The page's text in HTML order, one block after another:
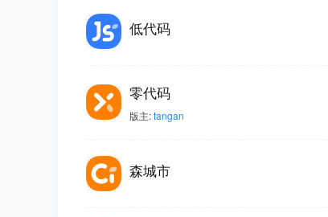
低代码
零代码
版主:tangan
森城市